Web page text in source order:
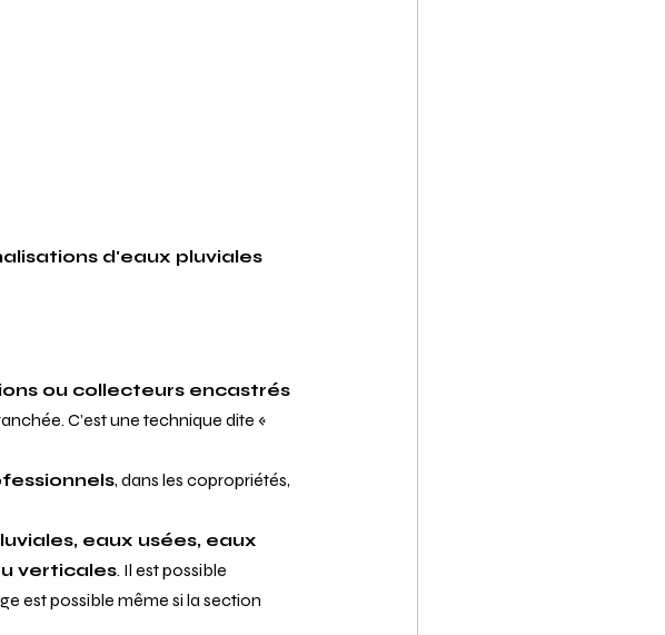
d'eaux pluviales
ou collecteurs encastrés
C’est une technique dite «
, dans les copropriétés,
eaux usées, eaux
verticales. Il est possible
est possible même si la section